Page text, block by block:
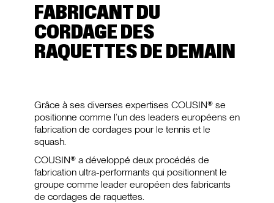
FABRICANT DU
CORDAGE DES
RAQUETTES DE DEMAIN
Grâce à ses diverses expertises COUSIN® se
positionne comme l’un des leaders européens en
fabrication de cordages pour le tennis et le
squash.
COUSIN® a développé deux procédés de
fabrication ultra-performants qui positionnent le
groupe comme leader européen des fabricants
de cordages de raquettes.